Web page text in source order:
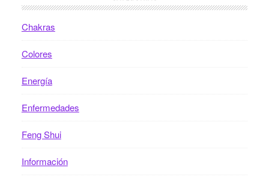
Chakras
Colores
Energía
Enfermedades
Feng Shui
Información